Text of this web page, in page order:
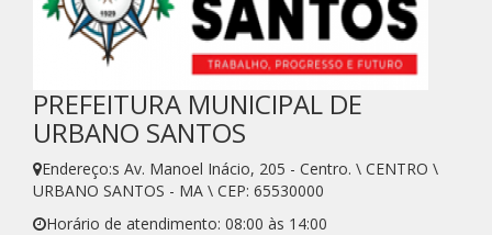
PREFEITURA MUNICIPAL DE
URBANO SANTOS
Endereço:s Av. Manoel Inácio, 205 - Centro. \ CENTRO \
URBANO SANTOS - MA \ CEP: 65530000
Horário de atendimento: 08:00 às 14:00